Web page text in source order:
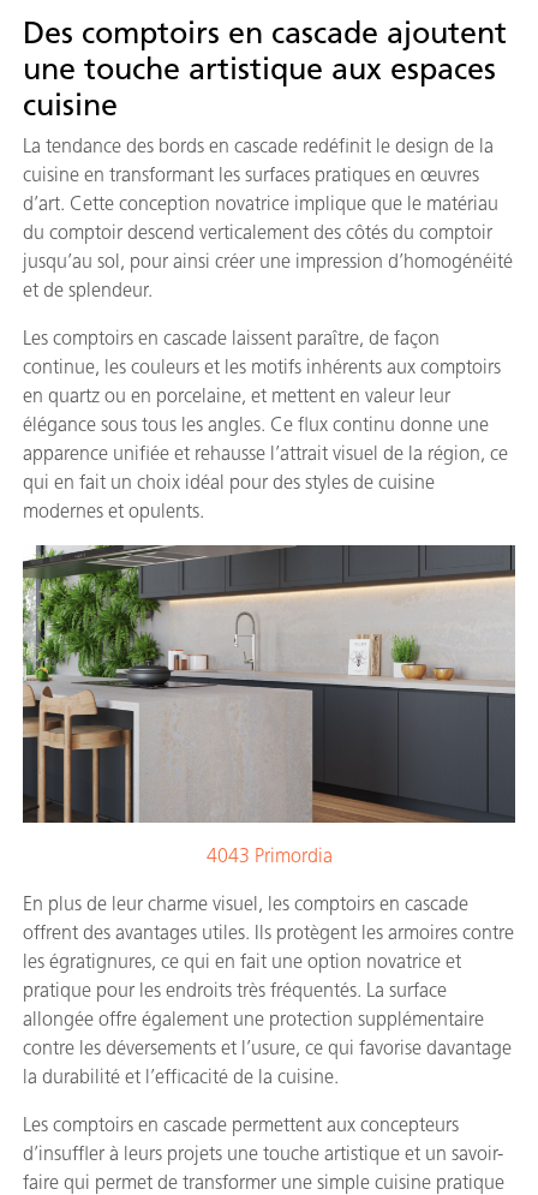
Des comptoirs en cascade ajoutent
une touche artistique aux espaces
cuisine
La tendance des bords en cascade redéfinit le design de la
cuisine en transformant les surfaces pratiques en œuvres
d’art. Cette conception novatrice implique que le matériau
du comptoir descend verticalement des côtés du comptoir
jusqu’au sol, pour ainsi créer une impression d’homogénéité
et de splendeur.
Les comptoirs en cascade laissent paraître, de façon
continue, les couleurs et les motifs inhérents aux comptoirs
en quartz ou en porcelaine, et mettent en valeur leur
élégance sous tous les angles. Ce flux continu donne une
apparence unifiée et rehausse l’attrait visuel de la région, ce
qui en fait un choix idéal pour des styles de cuisine
modernes et opulents.
4043 Primordia
En plus de leur charme visuel, les comptoirs en cascade
offrent des avantages utiles. Ils protègent les armoires contre
les égratignures, ce qui en fait une option novatrice et
pratique pour les endroits très fréquentés. La surface
allongée offre également une protection supplémentaire
contre les déversements et l’usure, ce qui favorise davantage
la durabilité et l’efficacité de la cuisine.
Les comptoirs en cascade permettent aux concepteurs
d’insuffler à leurs projets une touche artistique et un savoir-
faire qui permet de transformer une simple cuisine pratique